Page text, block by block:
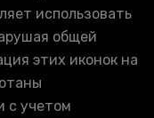
использовать
общей
этих иконок на
с учетом